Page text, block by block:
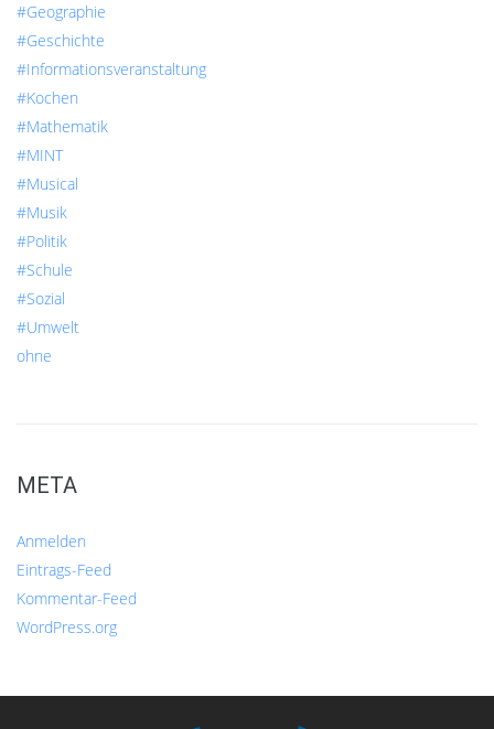
#Geographie
#Geschichte
#Informationsveranstaltung
#Kochen
#Mathematik
#MINT
#Musical
#Musik
#Politik
#Schule
#Sozial
#Umwelt
ohne
META
Anmelden
Eintrags-Feed
Kommentar-Feed
WordPress.org